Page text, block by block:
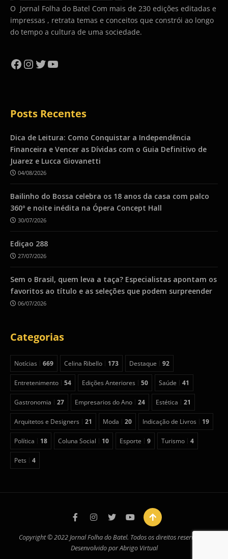
O Jornal Folha do Batel Com mais de 230 edições editadas e
impressas , retrata temas e conceitos que constrói ao longo
do tempo a cultura de uma sociedade.
Facebook
Instagram
Twitter
YouTube
Posts Recentes
Dica de Leitura: Como Conquistar a Independência
Financeira e Vencer as Dívidas com o Guia Definitivo de
Juarez e Lucca Giovanetti
04/08/2026
Bailinho do Bossa celebra os 18 anos da casa com palco
360º e noite inédita na Ópera Concept Hall
30/07/2026
Ediçao 288
27/07/2026
Sem o Brasil, quem leva a taça? Especialistas apontam os
favoritos ao título e as seleções que podem surpreender
06/07/2026
Categorias
Notícias 669 Celina Ribello 173 Destaque 92
Entretenimento 54 Edições Anteriores 50 Saúde 41
Gastronomia 27 Empresarios do Ano 24 Estética 21
Arquitetos e Designers 21 Moda 20 Indicação de Livros 19
Política 18 Coluna Social 10 Esporte 9 Turismo 4
Pets 4
Copyright © 2022 Jornal Folha do Batel. Todos os direitos reservados.
Desenvolvido porAbrigo Virtual